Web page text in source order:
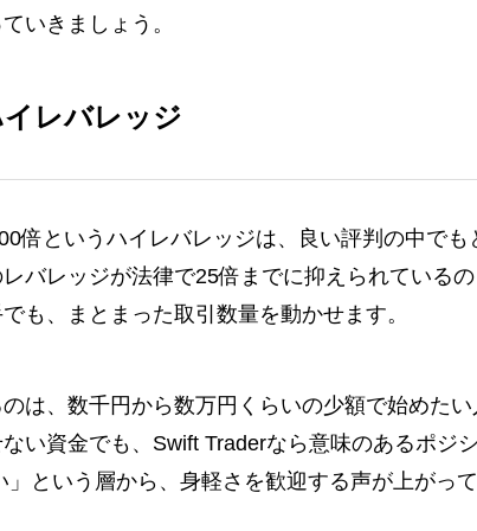
いきましょう。
レバレッジ
倍というハイレバレッジは、良い評判の中で
バレッジが法律で25倍までに抑えられている
も、まとまった取引数量を動かせます。
は、数千円から数万円くらいの少額で始めた
い資金でも、Swift Traderなら意味のあるポジ
という層から、身軽さを歓迎する声が上がって